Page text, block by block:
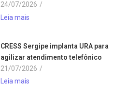
24/07/2026 /
Leia mais
CRESS Sergipe implanta URA para
agilizar atendimento telefônico
21/07/2026 /
Leia mais